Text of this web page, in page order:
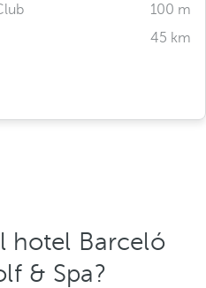
100 m
45 km
hotel Barceló
& Spa?